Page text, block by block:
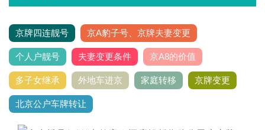
京牌四连靓号 京A豹子号、京牌夫妻变更
个人户靓号 夫妻变更条件 京A8的价值
多子女继承 外地车进京 家庭转移 京牌变更
北京公户车牌转让